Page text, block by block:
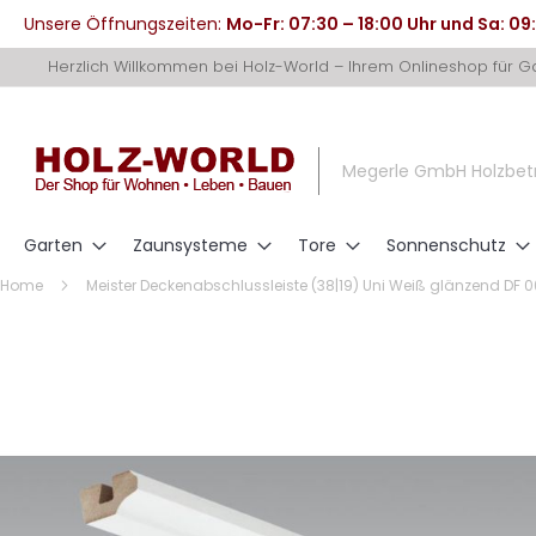
Unsere Öffnungszeiten: Mo-Fr: 07:30 – 18:00 Uhr und Sa:
zum
Herzlich Willkommen bei Holz-World – Ihrem Onlineshop für
Megerle GmbH
Garten Zaunsysteme Tore Sonnenschutz
Home Meister Deckenabschlussleiste (38|19) Uni Weiß glänzend DF